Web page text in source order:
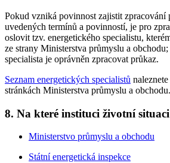
Pokud vzniká povinnost zajistit zpracování
uvedených termínů a povinností, je pro
oslovit tzv. energetického specialistu,
ze strany Ministerstva průmyslu a
specialista je oprávněn zpracovat průkaz.
Seznam energetických specialistů
stránkách Ministerstva průmyslu a obchodu.
8. Na které instituci životní
Ministerstvo průmyslu a obchodu
Státní energetická inspekce